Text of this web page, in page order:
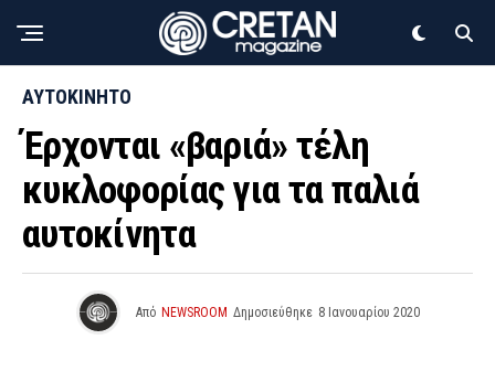
ΑΥΤΟΚΙΝΗΤΟ
Έρχονται «βαριά» τέλη
κυκλοφορίας για τα παλιά
αυτοκίνητα
Από NEWSROOM Δημοσιεύθηκε 8 Ιανουαρίου 2020